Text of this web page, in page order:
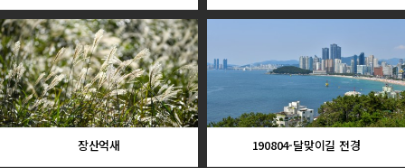
장산억새 190804-달맞이길 전경